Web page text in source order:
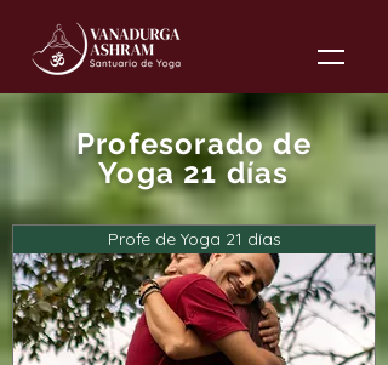
Profesorado de
Yoga 21 días
Profe de Yoga 21 días